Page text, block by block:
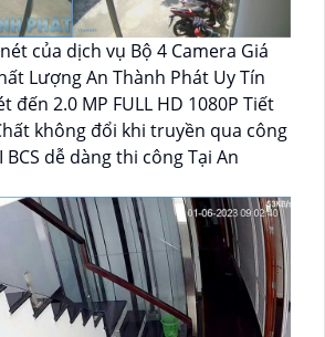
của dịch vụ Bộ 4 Camera Giá
Lượng An Thành Phát Uy Tín
đến 2.0 MP FULL HD 1080P Tiết
không đổi khi truyền qua công
BCS dễ dàng thi công Tại An